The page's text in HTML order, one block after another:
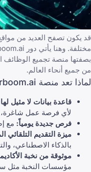
قد يكون تصفح العديد من
مختلفة. وهنا يأتي دور
بصفتها منصة تجميع الوظائف
من جميع أنحاء العالم.
لماذا تعد منصة Careerboom.ai الخيار الأفضل لبحثك عن وظيفة:
قاعدة بيانات لا مثيل
لأي فرصة عمل
فرص جديدة يومياً: مع
ميزة التقديم التلقائي
بالذكاء الاصطناعي،
موثوقة من نخبة
مؤسسات النخبة مثل